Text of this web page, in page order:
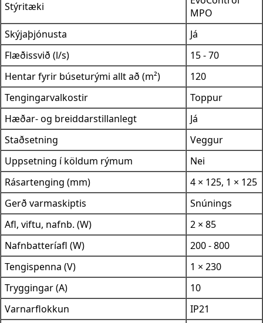
Stýritæki
MPO
Skýjaþjónusta
Já
Flæðissvið (l/s)
15 - 70
Hentar fyrir búseturými allt að (m²)
120
Tengingarvalkostir
Toppur
Hæðar- og breiddarstillanlegt
Já
Staðsetning
Veggur
Uppsetning í köldum rýmum
Nei
Rásartenging (mm)
4 × 125, 1 × 125
Gerð varmaskiptis
Snúnings
Afl, viftu, nafnb. (W)
2 × 85
Nafnbatteríafl (W)
200 - 800
Tengispenna (V)
1 × 230
Tryggingar (A)
10
Varnarflokkun
IP21